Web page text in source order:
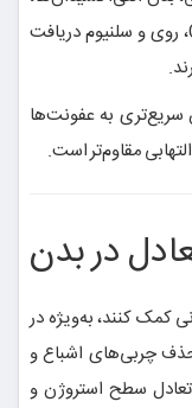
فیتونوترینت‌ها و ویتامین‌هایی مانند C، A، E، روی و سلنیوم دریافت
سریع‌تری به عفونت‌ها
مقاوم‌تر است.
کمک کنند، به‌ویژه در
حذف چربی‌های اشباع و
سطح استروژن و